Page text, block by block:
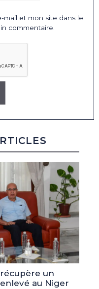
mail et mon site dans le
commentaire.
un
au Niger